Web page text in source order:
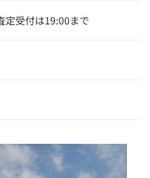
付は19:00まで